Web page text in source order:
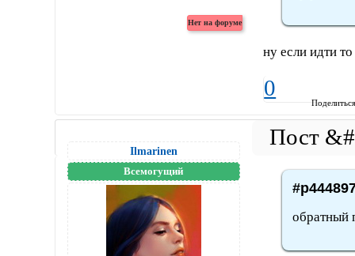
ну если идти
0
Ilmarinen
Всемогущий
обратный